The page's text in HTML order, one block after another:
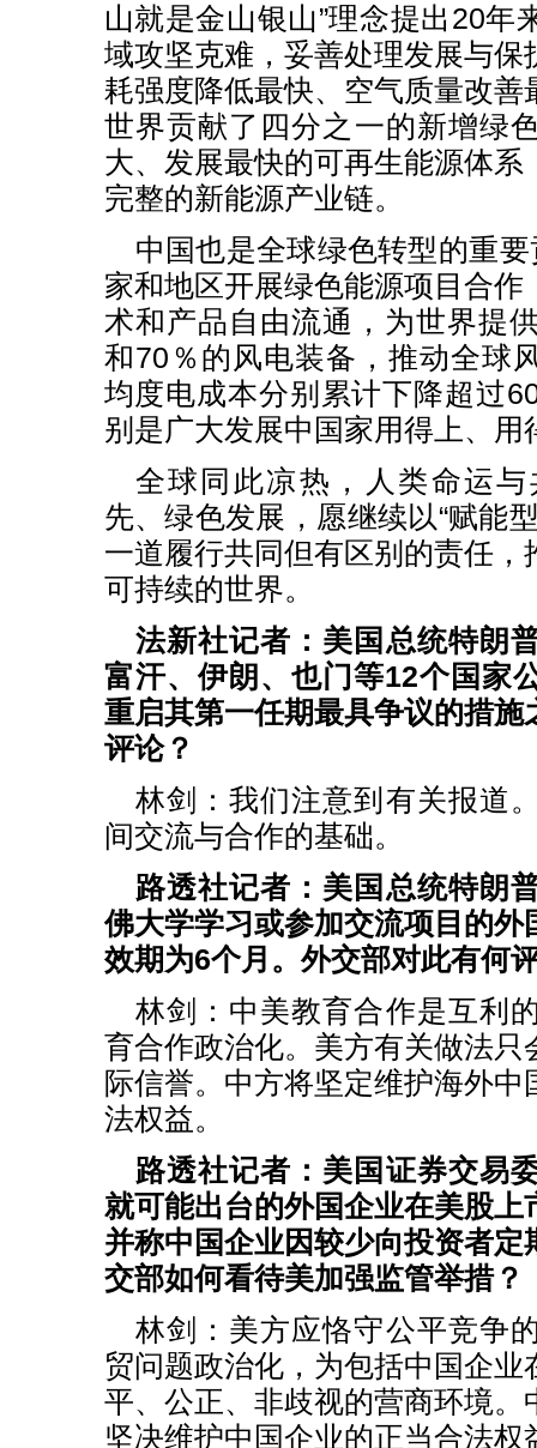
山就是金山银山”理念提出20年
域攻坚克难，妥善处理发展与保
耗强度降低最快、空气质量改善
世界贡献了四分之一的新增绿
大、发展最快的可再生能源体系
完整的新能源产业链。
中国也是全球绿色转型的重
家和地区开展绿色能源项目合作
术和产品自由流通，为世界提
和70％的风电装备，推动全球
均度电成本分别累计下降超过
别是广大发展中国家用得上、用
全球同此凉热，人类命运
先、绿色发展，愿继续以“赋能
一道履行共同但有区别的责任，
可持续的世界。
法新社记者：美国总统特朗
富汗、伊朗、也门等12个国家
重启其第一任期最具争议的措施
评论？
林剑：我们注意到有关报道
间交流与合作的基础。
路透社记者：美国总统特朗
佛大学学习或参加交流项目的外
效期为6个月。外交部对此有何
林剑：中美教育合作是互利
育合作政治化。美方有关做法只
际信誉。中方将坚定维护海外
法权益。
路透社记者：美国证券交易
就可能出台的外国企业在美股上
并称中国企业因较少向投资者定
交部如何看待美加强监管举措？
林剑：美方应恪守公平竞争
贸问题政治化，为包括中国企
平、公正、非歧视的营商环境。
坚决维护中国企业的正当合法权